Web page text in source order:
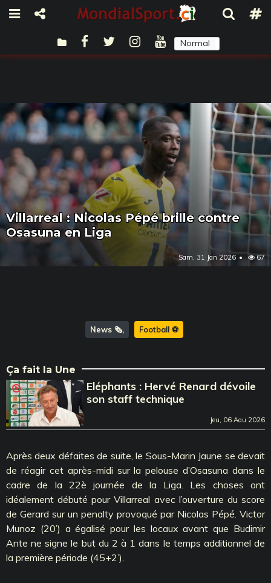
Normal
Villarreal : Nicolas Pépé brille contre
Osasuna en Liga
Sam, 31 Jan 2026 67
News 🗞️ Football ⚽️
Ça fait la Une
Eléphants : Hervé Renard dévoile
son staff technique
Jeu, 06 Aou 2026
Après deux défaites de suite, le Sous-Marin Jaune se devait
de réagir cet après-midi sur la pelouse d’Osasuna dans le
cadre de la 22è journée de la Liga. Les choses ont
idéalement débuté pour Villarreal avec l’ouverture du score
de Gerard sur un penalty provoqué par Nicolas Pépé. Victor
Munoz (20’) a égalisé pour les locaux avant que Budimir
Ante ne signe le but du 2 à 1 dans le temps additionnel de
la première période (45+2’).